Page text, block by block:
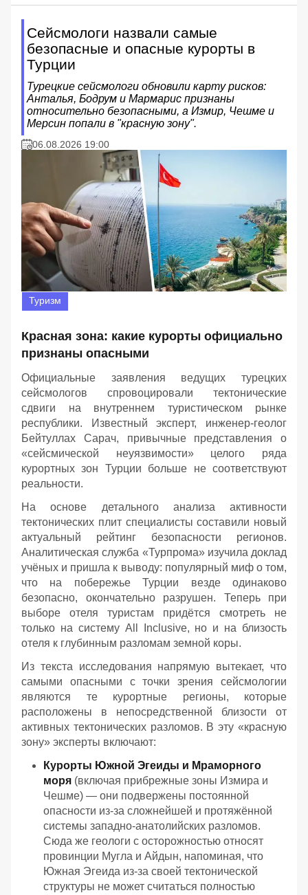
Сейсмологи назвали самые
безопасные и опасные курорты в
Турции
Турецкие сейсмологи обновили карту рисков:
Анталья, Бодрум и Мармарис признаны
относительно безопасными, а Измир, Чешме и
Мерсин попали в "красную зону".
06.08.2026 19:00
Туризм
Красная зона: какие курорты официально
признаны опасными
Официальные заявления ведущих турецких
сейсмологов спровоцировали тектонические
сдвиги на внутреннем туристическом рынке
республики. Известный эксперт, инженер-геолог
Бейтуллах Сарач, привычные представления о
«сейсмической неуязвимости» целого ряда
курортных зон Турции больше не соответствуют
реальности.
На основе детального анализа активности
тектонических плит специалисты составили новый
актуальный рейтинг безопасности регионов.
Аналитическая служба «Турпрома» изучила доклад
учёных и пришла к выводу: популярный миф о том,
что на побережье Турции везде одинаково
безопасно, окончательно разрушен. Теперь при
выборе отеля туристам придётся смотреть не
только на систему All Inclusive, но и на близость
отеля к глубинным разломам земной коры.
Из текста исследования напрямую вытекает, что
самыми опасными с точки зрения сейсмологии
являются те курортные регионы, которые
расположены в непосредственной близости от
активных тектонических разломов. В эту «красную
зону» эксперты включают:
Курорты Южной Эгеиды и Мраморного
моря (включая прибрежные зоны Измира и
Чешме) — они подвержены постоянной
опасности из-за сложнейшей и протяжённой
системы западно-анатолийских разломов.
Сюда же геологи с осторожностью относят
провинции Мугла и Айдын, напоминая, что
Южная Эгеида из-за своей тектонической
структуры не может считаться полностью